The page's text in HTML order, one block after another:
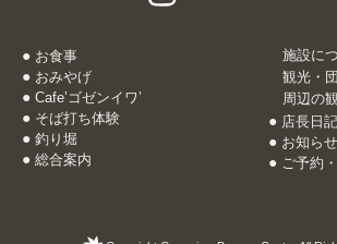
お食事
おみやげ
Cafe’ゴゼンイワ’
そば打ち体験
釣り堀
総合案内
施設に
観光・
周辺の
店長日記
お知らせ
ご予約